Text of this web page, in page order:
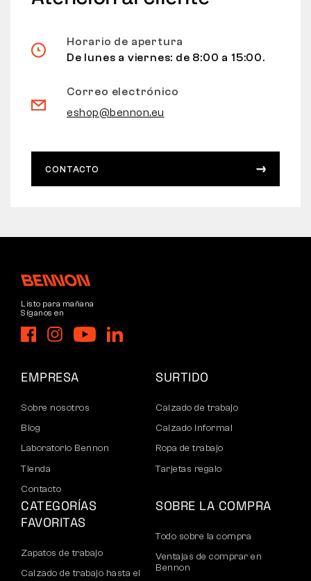
Horario de apertura
De lunes a viernes: de 8:00 a 15:00.
Correo electrónico
eshop@bennon.eu
CONTACTO
Listo para mañana
Síganos en
EMPRESA
Sobre nosotros
Blog
Laboratorio Bennon
Tienda
Contacto
SURTIDO
Calzado de trabajo
Calzado informal
Ropa de trabajo
Tarjetas regalo
CATEGORÍAS
FAVORITAS
Zapatos de trabajo
Calzado de trabajo hasta el
SOBRE LA COMPRA
Todo sobre la compra
Ventajas de comprar en
Bennon